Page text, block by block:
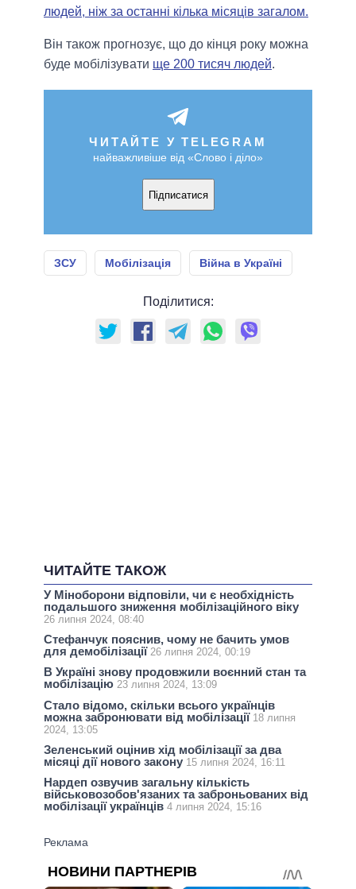
людей, ніж за останні кілька місяців загалом.
Він також прогнозує, що до кінця року можна
буде мобілізувати ще 200 тисяч людей.
ЧИТАЙТЕ У TELEGRAM
найважливіше від «Слово і діло»
Підписатися
ЗСУ Мобілізація Війна в Україні
Поділитися:
ЧИТАЙТЕ ТАКОЖ
У Міноборони відповіли, чи є необхідність
подальшого зниження мобілізаційного віку
26 липня 2024, 08:40
Стефанчук пояснив, чому не бачить умов
для демобілізації 26 липня 2024, 00:19
В Україні знову продовжили воєнний стан та
мобілізацію 23 липня 2024, 13:09
Стало відомо, скільки всього українців
можна забронювати від мобілізації 18 липня
2024, 13:05
Зеленський оцінив хід мобілізації за два
місяці дії нового закону 15 липня 2024, 16:11
Нардеп озвучив загальну кількість
військовозобов'язаних та заброньованих від
мобілізації українців 4 липня 2024, 15:16